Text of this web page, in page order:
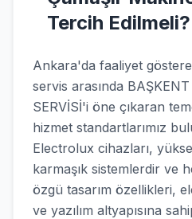
Tercih Edilmeli?
Ankara'da faaliyet
servis arasında
SERVİSİ'i öne çıkaran
hizmet standartlarımız
Electrolux cihazları,
karmaşık sistemlerdir ve
özgü tasarım özellikleri,
ve yazılım altyapısına